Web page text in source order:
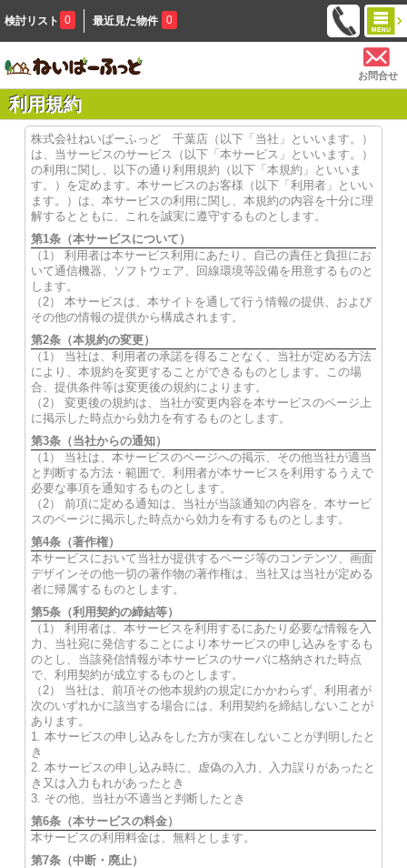
検討リスト 0 最近見た物件 0
お問合せ
利用規約
株式会社ねいばーふっど 千葉店（以下「当社」といいます。）
は、当サービスのサービス（以下「本サービス」といいます。）
の利用に関し、以下の通り利用規約（以下「本規約」といいま
す。）を定めます。本サービスのお客様（以下「利用者」といい
ます。）は、本サービスの利用に関し、本規約の内容を十分に理
解するとともに、これを誠実に遵守するものとします。
第1条（本サービスについて）
（1） 利用者は本サービス利用にあたり、自己の責任と負担にお
いて通信機器、ソフトウェア、回線環境等設備を用意するものと
します。
（2） 本サービスは、本サイトを通して行う情報の提供、および
その他の情報の提供から構成されます。
第2条（本規約の変更）
（1） 当社は、利用者の承諾を得ることなく、当社が定める方法
により、本規約を変更することができるものとします。この場
合、提供条件等は変更後の規約によります。
（2） 変更後の規約は、当社が変更内容を本サービスのページ上
に掲示した時点から効力を有するものとします。
第3条（当社からの通知）
（1） 当社は、本サービスのページへの掲示、その他当社が適当
と判断する方法・範囲で、利用者が本サービスを利用するうえで
必要な事項を通知するものとします。
（2） 前項に定める通知は、当社が当該通知の内容を、本サービ
スのページに掲示した時点から効力を有するものとします。
第4条（著作権）
本サービスにおいて当社が提供するページ等のコンテンツ、画面
デザインその他一切の著作物の著作権は、当社又は当社が定める
者に帰属するものとします。
第5条（利用契約の締結等）
（1） 利用者は、本サービスを利用するにあたり必要な情報を入
力、当社宛に発信することにより本サービスの申し込みをするも
のとし、当該発信情報が本サービスのサーバに格納された時点
で、利用契約が成立するものとします。
（2） 当社は、前項その他本規約の規定にかかわらず、利用者が
次のいずれかに該当する場合には、利用契約を締結しないことが
あります。
1. 本サービスの申し込みをした方が実在しないことが判明したと
き
2. 本サービスの申し込み時に、虚偽の入力、入力誤りがあったと
き又は入力もれがあったとき
3. その他、当社が不適当と判断したとき
第6条（本サービスの料金）
本サービスの利用料金は、無料とします。
第7条（中断・廃止）